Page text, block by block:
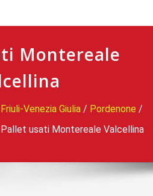
Montereale
Friuli-Venezia Giulia / Pordenone /
Pallet usati Montereale Valcellina